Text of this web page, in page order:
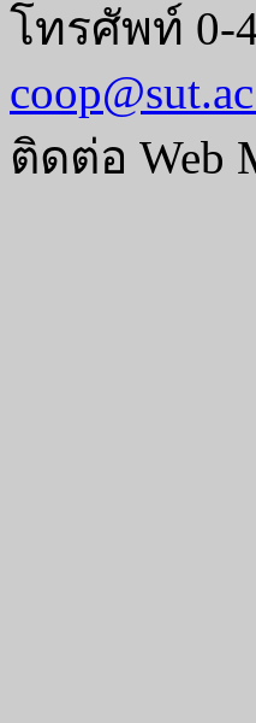
โทรศัพท์ 0-
ติดต่อ Web